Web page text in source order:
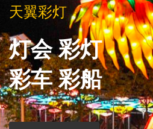
天翼彩灯
灯会 彩灯
彩车 彩船
天翼彩灯
灯会 彩灯
彩车 彩船
天翼彩灯
灯会 彩灯
彩车 彩船